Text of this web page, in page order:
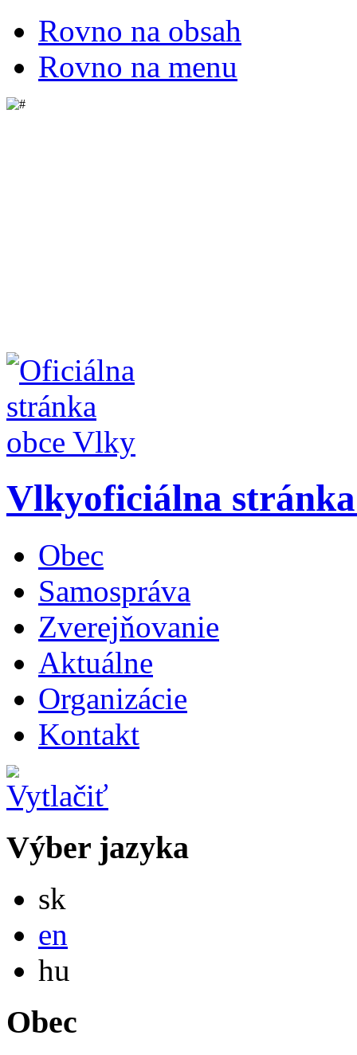
Rovno na obsah
Rovno na menu
Vlkyoficiálna
Obec
Samospráva
Zverejňovanie
Aktuálne
Organizácie
Kontakt
Výber jazyka
sk
en
hu
Obec